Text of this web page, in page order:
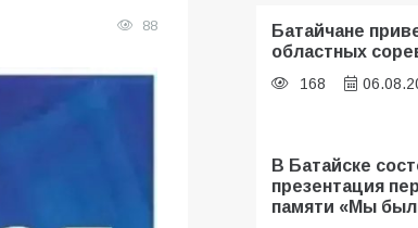
88
Батайчане
областных
168
В Батайске
презентация
памяти «Мы